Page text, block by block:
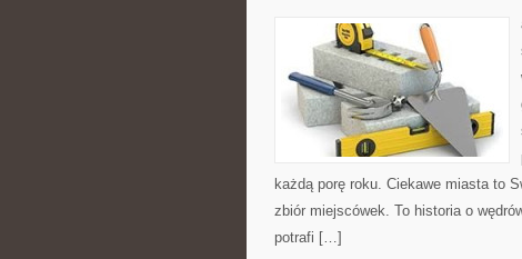
każdą porę roku. Ciekawe miasta to
zbiór miejscówek. To historia o
potrafi […]